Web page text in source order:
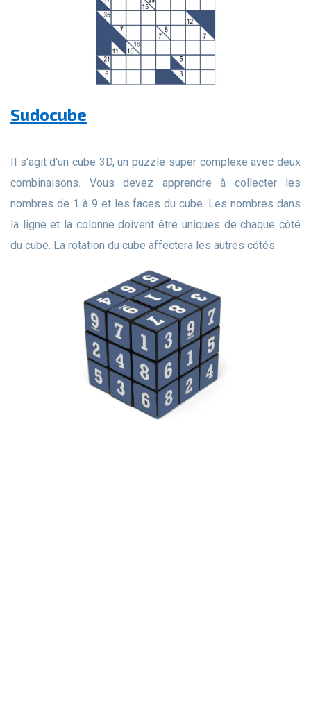
Sudocube
combinaisons. Vous devez apprendre à collecter les
nombres de 1 à 9 et les faces du cube. Les nombres dans
la ligne et la colonne doivent être uniques de chaque côté
du cube. La rotation du cube affectera les autres côtés.